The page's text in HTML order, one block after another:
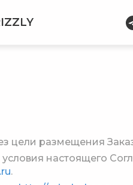
цели размещения
настоящего
.